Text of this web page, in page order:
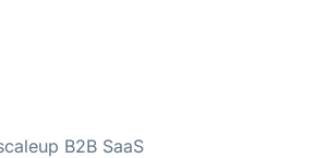
B2B SaaS